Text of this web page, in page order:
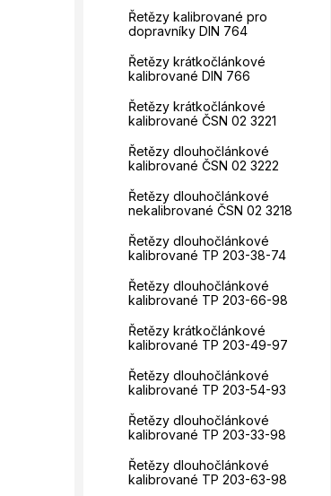
Řetězy kalibrované pro
dopravníky DIN 764
Řetězy krátkočlánkové
kalibrované DIN 766
Řetězy krátkočlánkové
kalibrované ČSN 02 3221
Řetězy dlouhočlánkové
kalibrované ČSN 02 3222
Řetězy dlouhočlánkové
nekalibrované ČSN 02 3218
Řetězy dlouhočlánkové
kalibrované TP 203-38-74
Řetězy dlouhočlánkové
kalibrované TP 203-66-98
Řetězy krátkočlánkové
kalibrované TP 203-49-97
Řetězy dlouhočlánkové
kalibrované TP 203-54-93
Řetězy dlouhočlánkové
kalibrované TP 203-33-98
Řetězy dlouhočlánkové
kalibrované TP 203-63-98